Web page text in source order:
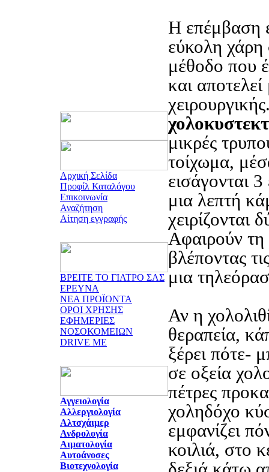
Αρχική Σελίδα
Προφίλ Καταλόγου
Επικοινωνία
Αναζήτηση
Αίτηση εγγραφής
ΒΡΕΙΤΕ ΤΟ ΓΙΑΤΡΟ ΣΑΣ
ΕΡΕΥΝΑ
ΝΕΑ ΠΡΟΪΟΝΤΑ
ΟΡΟΙ ΧΡΗΣΗΣ
ΕΦΗΜΕΡΙΕΣ
ΝΟΣΟΚΟΜΕΙΩΝ
DRIVE ME
Αγγειολογία
Αλλεργιολογία
Αλτσχάιμερ
Ανδρολογία
Αιματολογία
Αυτοάνοσες
Βιοτεχνολογία
Η επέμβαση
εύκολη
μέθοδο που
και
μικρές
τοίχωμα,
εισάγονται 3
μια λεπτή
χειρίζονται
Αφαιρούν
βλέποντας
μια
Αν η
θεραπεία,
ξέρει πότε-
σε οξεία
πέτρες
χοληδόχο
εμφανίζει
κοιλιά, στο